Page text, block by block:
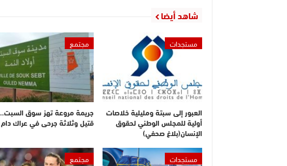
شاهد أيضا
مستجدات
العبور إلى سبتة ومليلية خلاصات
أولية للمجلس الوطني لحقوق
الإنسان(بلاغ صحفي)
مجتمع
جريمة مروعة تهز سوق السبت..
قتيل وثلاثة جرحى في عراك دام
مستجدات
مجتمع